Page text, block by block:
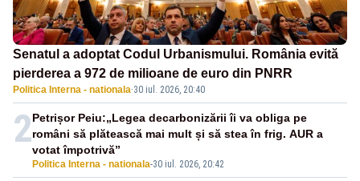
Senatul a adoptat Codul Urbanismului. România evită
pierderea a 972 de milioane de euro din PNRR
Politica Interna - nationala·30 iul. 2026, 20:40
2
Politica Interna - nationala-30 iul. 2026, 20:42
Petrișor Peiu:„Legea decarbonizării îi va obliga pe
români să plătească mai mult și să stea în frig. AUR a
votat împotrivă”